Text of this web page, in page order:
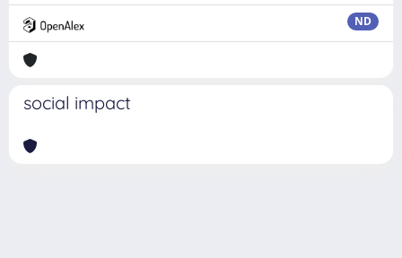
ND
social impact